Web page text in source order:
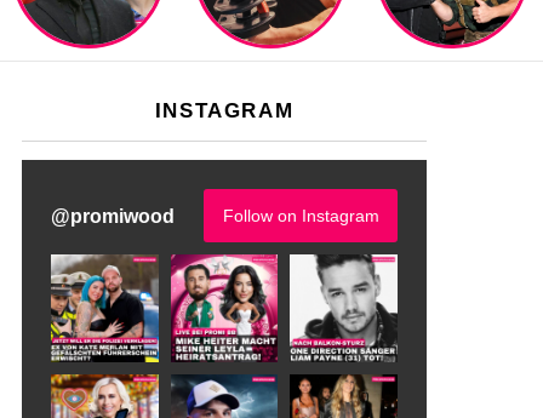
INSTAGRAM
@promiwood Follow on Instagram